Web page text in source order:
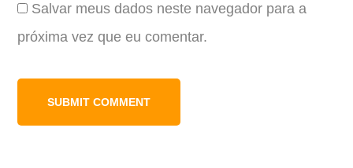
Salvar meus dados neste navegador para a
próxima vez que eu comentar.